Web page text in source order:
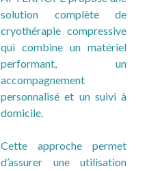
solution complète de
cryothérapie compressive
qui combine un matériel
performant, un
accompagnement
personnalisé et un suivi à
domicile.
Cette approche permet
d’assurer une utilisation